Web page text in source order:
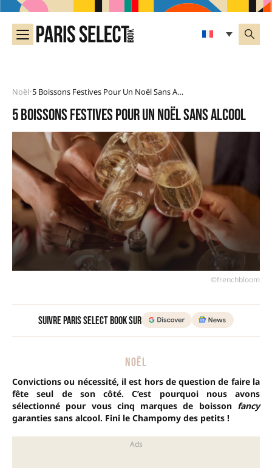
Noël• 5 Boissons Festives Pour Un Noël Sans Alcool
5 boissons festives pour un Noël sans alcool
©frenchbloom
Suivre Paris Select Book sur
NOËL
Convictions ou nécessité, il est hors de question de faire la
fête seul de son côté. C’est pourquoi nous avons
sélectionné pour vous cinq marques de boisson fancy
garanties sans alcool. Fini le Champomy des petits !